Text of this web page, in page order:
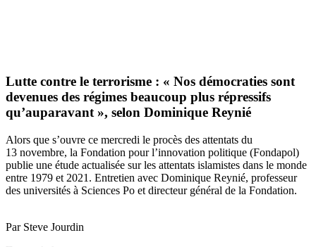
Lutte contre le terrorisme : « Nos démocraties sont
devenues des régimes beaucoup plus répressifs
qu’auparavant », selon Dominique Reynié
Alors que s’ouvre ce mercredi le procès des attentats du
13 novembre, la Fondation pour l’innovation politique (Fondapol)
publie une étude actualisée sur les attentats islamistes dans le monde
entre 1979 et 2021. Entretien avec Dominique Reynié, professeur
des universités à Sciences Po et directeur général de la Fondation.
Par Steve Jourdin